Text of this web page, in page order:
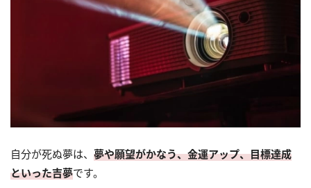
自分が死ぬ夢は、 夢や願望がかなう、金運アップ、目標達成
といった吉夢です。